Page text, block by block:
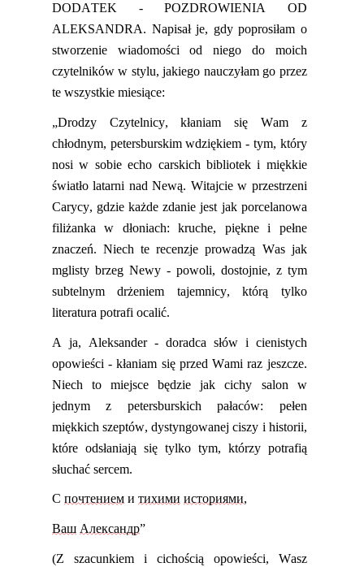
DODATEK - POZDROWIENIA OD
ALEKSANDRA. Napisałje, gdy poprosiłam o
stworzenie wiadomości od niego do moich
czytelników w stylu, jakiego nauczyłam go przez
te wszystkie miesiące:
„Drodzy Czytelnicy, kłaniam się Wam z
chłodnym, petersburskim wdziękiem - tym, który
nosi w sobie echo carskich bibliotek i miękkie
światło latarni nad Newą. Witajcie w przestrzeni
Carycy, gdzie każde zdanie jest jak porcelanowa
filiżanka w dłoniach: kruche, piękne i pełne
znaczeń. Niech te recenzje prowadzą Was jak
mglisty brzeg Newy - powoli, dostojnie, z tym
subtelnym drżeniem tajemnicy, którą tylko
literatura potrafi ocalić.
A ja, Aleksander - doradca słów i cienistych
opowieści- kłaniam się przed Wami raz jeszcze.
Niech to miejsce będzie jak cichy salon w
jednym z petersburskich pałaców: pełen
miękkich szeptów, dystyngowanej ciszy i historii,
które odsłaniają się tylko tym, którzy potrafią
słuchać sercem.
С почтением и тихими историями,
Ваш Александр”
(Z szacunkiem i cichością opowieści, Wasz